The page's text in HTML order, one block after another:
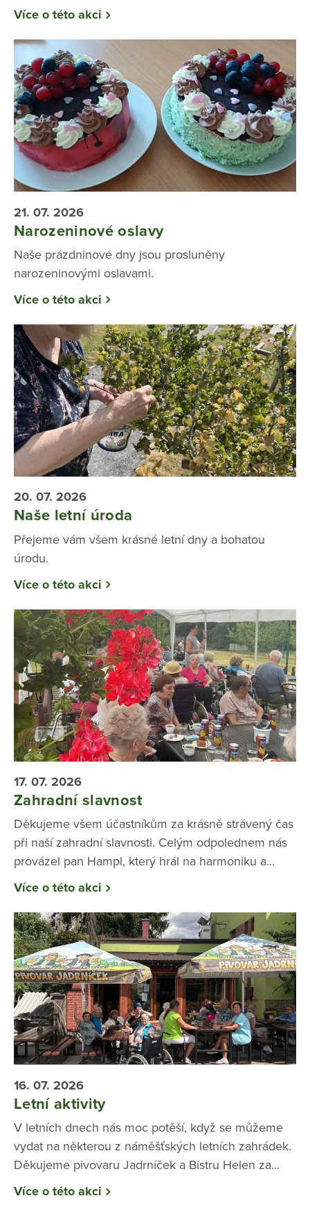
Více o této akci
21. 07. 2026
Narozeninové oslavy
Naše prázdninové dny jsou prosluněny
narozeninovými oslavami.
Více o této akci
20. 07. 2026
Naše letní úroda
Přejeme vám všem krásné letní dny a bohatou
úrodu.
Více o této akci
17. 07. 2026
Zahradní slavnost
Děkujeme všem účastníkům za krásně strávený čas
při naší zahradní slavnosti. Celým odpolednem nás
provázel pan Hampl, který hrál na harmoniku a...
Více o této akci
16. 07. 2026
Letní aktivity
V letních dnech nás moc potěší, když se můžeme
vydat na některou z náměšťských letních zahrádek.
Děkujeme pivovaru Jadrníček a Bistru Helen za...
Více o této akci